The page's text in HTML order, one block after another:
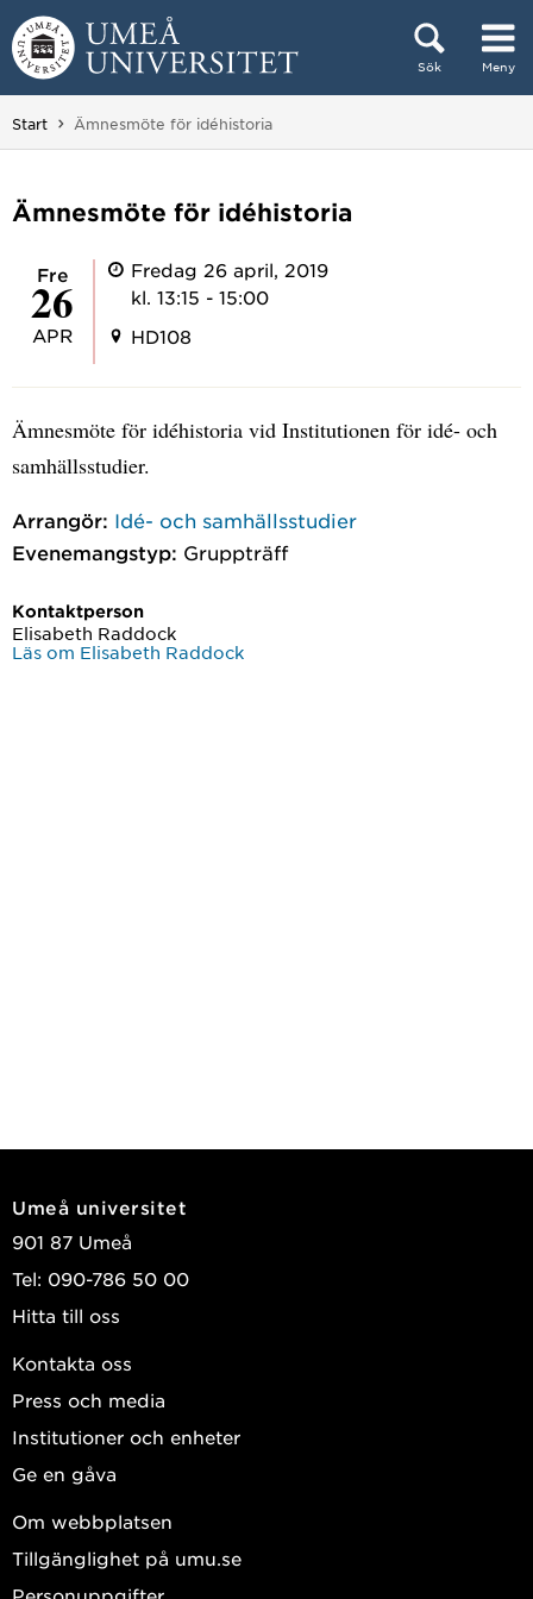
Hoppa direkt till innehållet
Sök Meny
Huvudmenyn dold.
Start Du är här:
Ämnesmöte för idéhistoria
Ämnesmöte för idéhistoria
fre
26
APR
Fredag 26 april, 2019
kl. 13:15 - 15:00
HD108
Ämnesmöte för idéhistoria vid Institutionen för idé- och
samhällsstudier.
Arrangör: Idé- och samhällsstudier
Evenemangstyp: Gruppträff
Kontaktperson
Elisabeth Raddock
Läs om Elisabeth Raddock
Umeå universitet
901 87 Umeå
Tel: 090-786 50 00
Hitta till oss
Kontakta oss
Press och media
Institutioner och enheter
Ge en gåva
Om webbplatsen
Tillgänglighet på umu.se